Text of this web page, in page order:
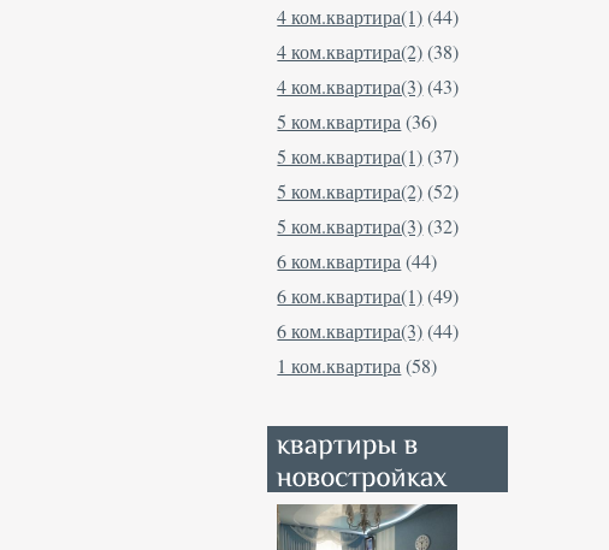
4 ком.квартира(1)(44)
4 ком.квартира(2)(38)
4 ком.квартира(3)(43)
5 ком.квартира (36)
5 ком.квартира(1)(37)
5 ком.квартира(2)(52)
5 ком.квартира(3)(32)
6 ком.квартира (44)
6 ком.квартира(1)(49)
6 ком.квартира(3)(44)
1 ком.квартира (58)